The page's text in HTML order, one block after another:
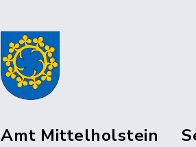
Amt Mittelholstein